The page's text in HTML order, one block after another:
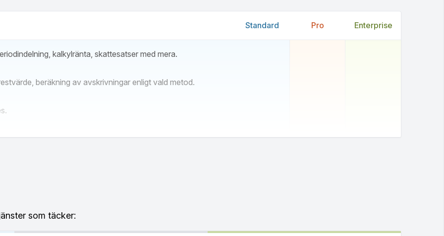
Standard Pro Enterprise
kalkylränta, skattesatser med mera.
beräkning av avskrivningar enligt vald metod.
såsom NPV, IRR, Payback, RONA, EVA, DCVA mfl.
och tabeller.
som täcker: